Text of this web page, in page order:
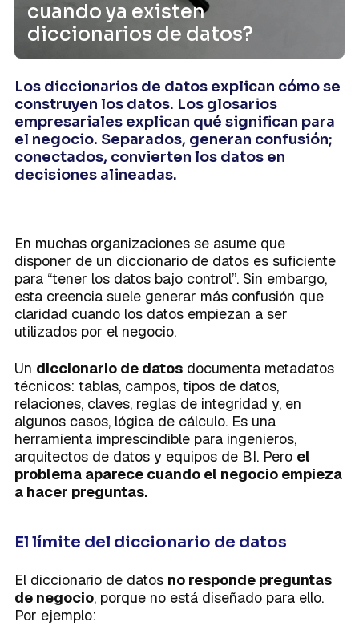
Integraciones
Caso de Éxito
Integraciones
Modelos de datos
Planes
sólidos que sustenten tu crecimiento.
Centralización de datos
La forma exitosa de disponer de una
visión única en la empresa.
Activación del dato
La brújula que toda empresa necesita
Conoce la terminología que habla el
lenguaje de los datos en un único
lugar.
Sobre Mind
cuando ya existen
diccionarios de datos?
Los diccionarios de datos explican cómo se
construyen los datos. Los glosarios
empresariales explican qué significan para
el negocio. Separados, generan confusión;
conectados, convierten los datos en
decisiones alineadas.
En muchas organizaciones se asume que
disponer de un diccionario de datos es suficiente
para “tener los datos bajo control”. Sin embargo,
esta creencia suele generar más confusión que
claridad cuando los datos empiezan a ser
utilizados por el negocio.
Un diccionario de datos documenta metadatos
técnicos: tablas, campos, tipos de datos,
relaciones, claves, reglas de integridad y, en
algunos casos, lógica de cálculo. Es una
herramienta imprescindible para ingenieros,
arquitectos de datos y equipos de BI. Pero el
problema aparece cuando el negocio empieza
a hacer preguntas.
El límite del diccionario de datos
El diccionario de datos no responde preguntas
de negocio, porque no está diseñado para ello.
Por ejemplo: